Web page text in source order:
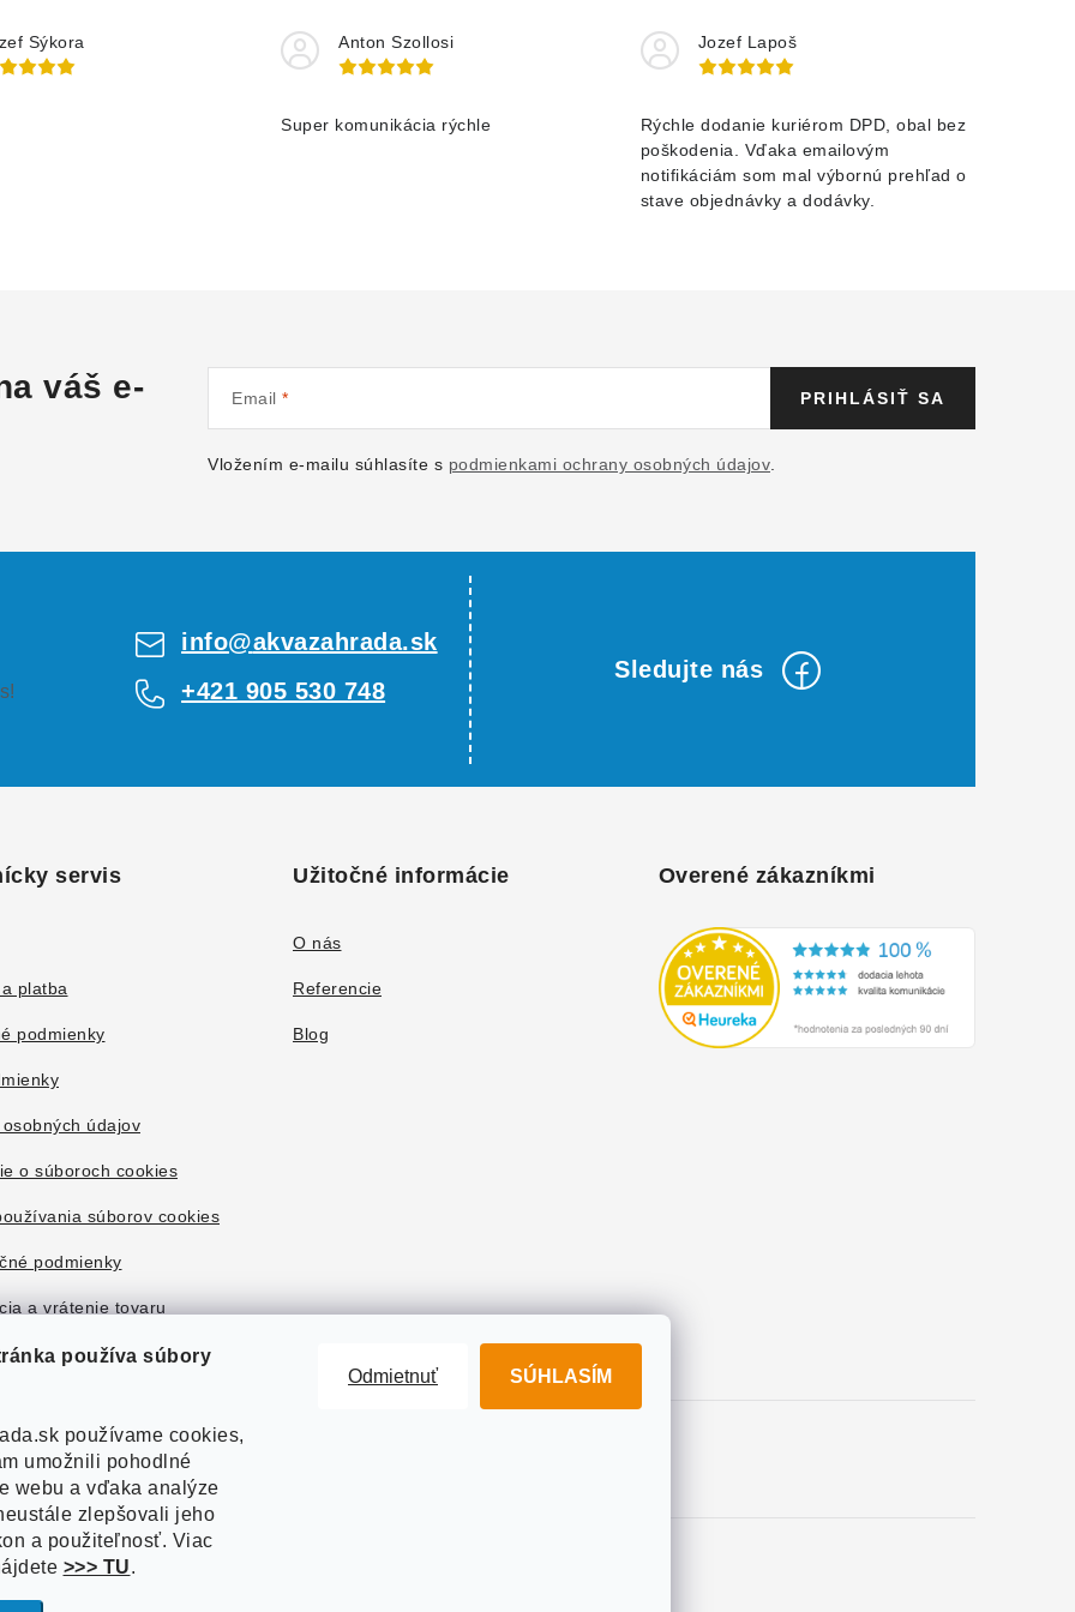
používa súbory
používame cookies,
umožnili pohodlné
webu a vďaka analýze
zlepšovali jeho
a použiteľnosť. Viac
>>> TU.
Odmietnuť SÚHLASÍM
Sýkora Anton Szollosi
Super komunikácia rýchle
Jozef Lapoš
Rýchle dodanie kuriérom DPD, obal bez
poškodenia. Vďaka emailovým
notifikáciám som mal výbornú prehľad o
stave objednávky a dodávky.
váš e-
Email
Vložením e-mailu súhlasíte s podmienkami ochrany osobných údajov
PRIHLÁSIŤ SA
info@akvazahrada.sk
+421 905 530 748
servis
platba
podmienky
údajov
o súboroch cookies
súborov cookies
podmienky
a vrátenie tovaru
Užitočné informácie
O nás
Referencie
Blog
Overené zákazníkmi
2026Akvazahrada.sk